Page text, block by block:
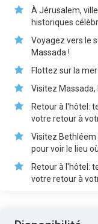
À Jérusalem,
historiques
Voyagez vers le
Massada !
Flottez sur la
Visitez Massada,
Retour à l'hôtel:
votre retour à
Visitez Bethléem
pour voir le lieu
Retour à l'hôtel:
votre retour à